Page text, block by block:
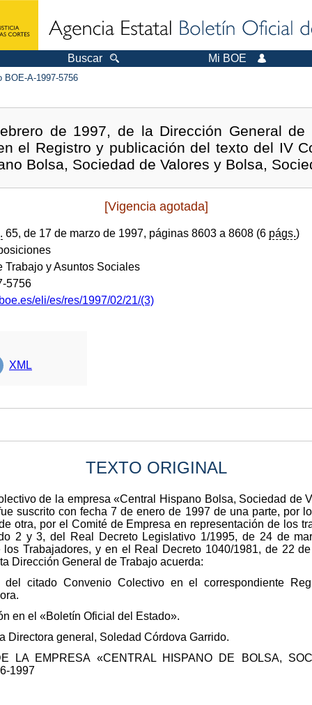
Buscar Mi BOE
BOE-A-1997-5756
de 1997, de la Dirección General
el Registro y publicación del texto del IV
Bolsa, Sociedad de Valores y Bolsa,
[Vigencia agotada]
65, de 17 de marzo de 1997, páginas 8603 a 8608 (6 págs.)
Trabajo y Asuntos Sociales
5756
eli/es/res/1997/02/21/(3)
XML
TEXTO ORIGINAL
de la empresa «Central Hispano Bolsa, Sociedad de
suscrito con fecha 7 de enero de 1997 de una parte, por
otra, por el Comité de Empresa en representación de los
2 y 3, del Real Decreto Legislativo 1/1995, de 24 de
Trabajadores, y en el Real Decreto 1040/1981, de 22
Dirección General de Trabajo acuerda:
del citado Convenio Colectivo en el correspondiente
en el «Boletín Oficial del Estado».
Directora general, Soledad Córdova Garrido.
LA EMPRESA «CENTRAL HISPANO DE BOLSA,
1997